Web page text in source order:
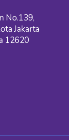
No.139,
Jakarta
12620